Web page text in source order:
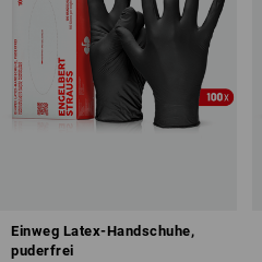
Einweg Latex-Handschuhe,
puderfrei